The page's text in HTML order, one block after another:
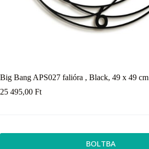
Big Bang APS027 falióra , Black, 49 x 49 cm
25 495,00 Ft
BOLTBA